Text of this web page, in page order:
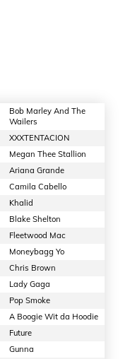
Bob Marley And The
Wailers
XXXTENTACION
Megan Thee Stallion
Ariana Grande
Camila Cabello
Khalid
Blake Shelton
Fleetwood Mac
Moneybagg Yo
Chris Brown
Lady Gaga
Pop Smoke
A Boogie Wit da Hoodie
Future
Gunna